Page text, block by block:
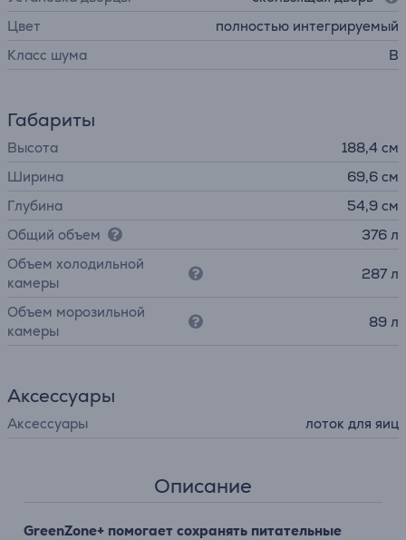
Цвет
полностью интегрируемый
Класс шума
B
Габариты
Высота
188,4 см
Ширина
69,6 см
Глубина
54,9 см
Общий объем
376 л
Объем холодильной
камеры
287 л
Объем морозильной
камеры
89 л
Аксессуары
Аксессуары лоток для яиц
Описание
GreenZone+ помогает сохранять питательные